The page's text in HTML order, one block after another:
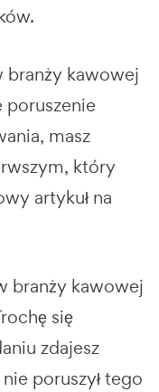
branży kawowej
poruszenie
masz
który
artykuł na
branży kawowej
się
zdajesz
poruszył tego